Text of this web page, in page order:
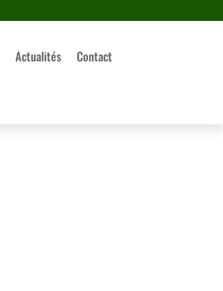
Actualités Contact